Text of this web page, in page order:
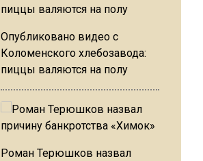
Опубликовано видео с
Коломенского хлебозавода:
пиццы валяются на полу
Роман Терюшков назвал